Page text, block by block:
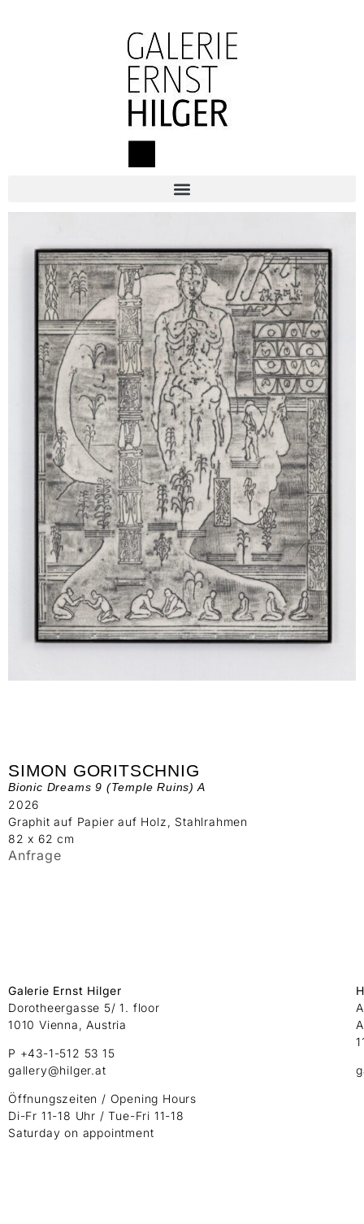
SIMON GORITSCHNIG
Bionic Dreams 9 (Temple Ruins) A
2026
Graphit auf Papier auf Holz, Stahlrahmen
82 x 62 cm
Anfrage
Galerie Ernst Hilger
Dorotheergasse 5/ 1. floor
1010 Vienna, Austria
P +43-1-512 53 15
gallery@hilger.at
Öffnungszeiten / Opening Hours
Di-Fr 11-18 Uhr / Tue-Fri 11-18
Saturday on appointment